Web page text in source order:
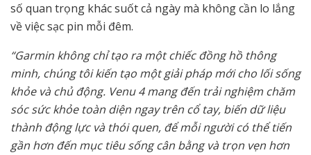
số quan trọng khác suốt cả ngày mà không cần lo lắng
về việc sạc pin mỗi đêm.
“Garmin không chỉ tạo ra một chiếc đồng hồ thông
minh, chúng tôi kiến tạo một giải pháp mới cho lối sống
khỏe và chủ động. Venu 4 mang đến trải nghiệm chăm
sóc sức khỏe toàn diện ngay trên cổ tay, biến dữ liệu
thành động lực và thói quen, để mỗi người có thể tiến
gần hơn đến mục tiêu sống cân bằng và trọn vẹn hơn